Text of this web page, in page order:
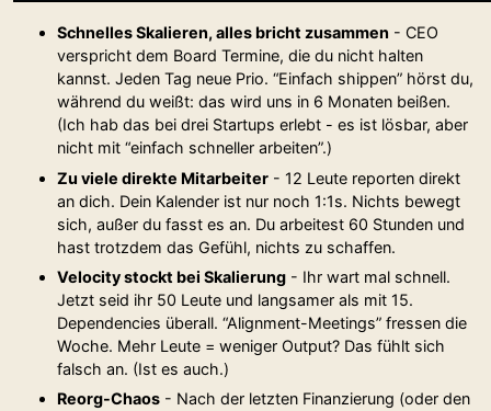
Schnelles Skalieren, alles bricht zusammen - CEO
verspricht dem Board Termine, die du nicht halten
kannst. Jeden Tag neue Prio. “Einfach shippen” hörst du,
während du weißt: das wird uns in 6 Monaten beißen.
(Ich hab das bei drei Startups erlebt - es ist lösbar, aber
nicht mit “einfach schneller arbeiten”.)
Zu viele direkte Mitarbeiter - 12 Leute reporten direkt
an dich. Dein Kalender ist nur noch 1:1s. Nichts bewegt
sich, außer du fasst es an. Du arbeitest 60 Stunden und
hast trotzdem das Gefühl, nichts zu schaffen.
Velocity stockt bei Skalierung - Ihr wart mal schnell.
Jetzt seid ihr 50 Leute und langsamer als mit 15.
Dependencies überall. “Alignment-Meetings” fressen die
Woche. Mehr Leute = weniger Output? Das fühlt sich
falsch an. (Ist es auch.)
Reorg-Chaos - Nach der letzten Finanzierung (oder den